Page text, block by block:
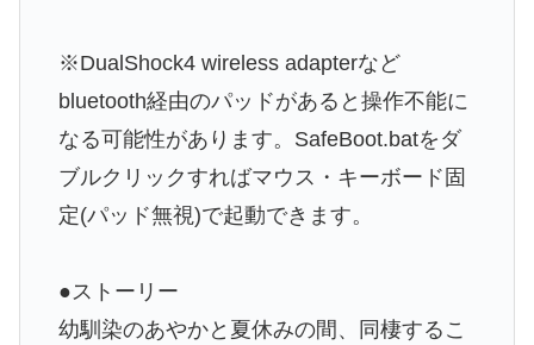
※DualShock4 wireless adapterなど
bluetooth経由のパッドがあると操作不能に
なる可能性があります。SafeBoot.batをダ
ブルクリックすればマウス・キーボード固
定(パッド無視)で起動できます。
●ストーリー
幼馴染のあやかと夏休みの間、同棲するこ